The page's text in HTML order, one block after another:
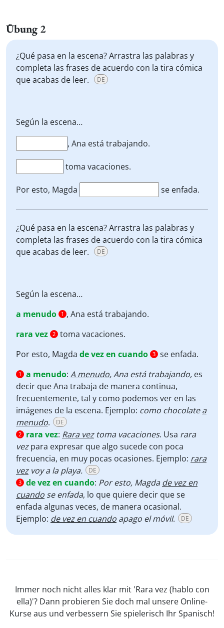
Übung 2
¿Qué pasa en la escena? Arrastra las palabras y
completa las frases de acuerdo con la tira cómica
que acabas de leer.
DE
Según la escena…
, Ana está trabajando.
toma vacaciones.
Por esto, Magda se enfada.
¿Qué pasa en la escena? Arrastra las palabras y
completa las frases de acuerdo con la tira cómica
que acabas de leer.
DE
Según la escena…
a menudo
1 , Ana está trabajando.
rara vez 2 toma vacaciones.
Por esto, Magda de vez en cuando 3 se enfada.
1 a menudo: A menudo, Ana está trabajando, es
decir que Ana trabaja de manera continua,
frecuentemente, tal y como podemos ver en las
imágenes de la escena. Ejemplo: como chocolatea
menudo. DE
2 rara vez: Rara veztoma vacaciones. Usa rara
vezpara expresar que algo sucede con poca
frecuencia, en muy pocas ocasiones. Ejemplo: rara
vezvoy a la playa. DE
3 de vez en cuando: Por esto, Magdade vez en
cuando se enfada, lo que quiere decir que se
enfada algunas veces, de manera ocasional.
Ejemplo: de vez en cuando apago el móvil. DE
Immer noch nicht alles klar mit 'Rara vez (hablo con
ella)'? Dann probieren Sie doch mal unsere Online-
Kurse aus und verbessern Sie spielerisch Ihr Spanisch!